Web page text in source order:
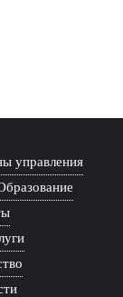
управления